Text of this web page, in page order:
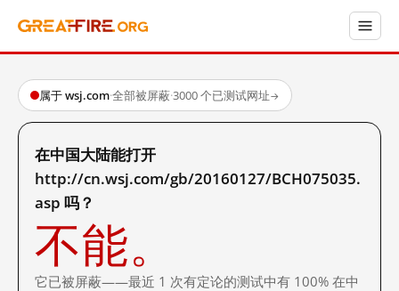
属于 wsj.com·全部被屏蔽·3000 个已测试网址→
在中国大陆能打开
http://cn.wsj.com/gb/20160127/BCH075035.
asp 吗？
不能。
它已被屏蔽——最近 1 次有定论的测试中有 100% 在中